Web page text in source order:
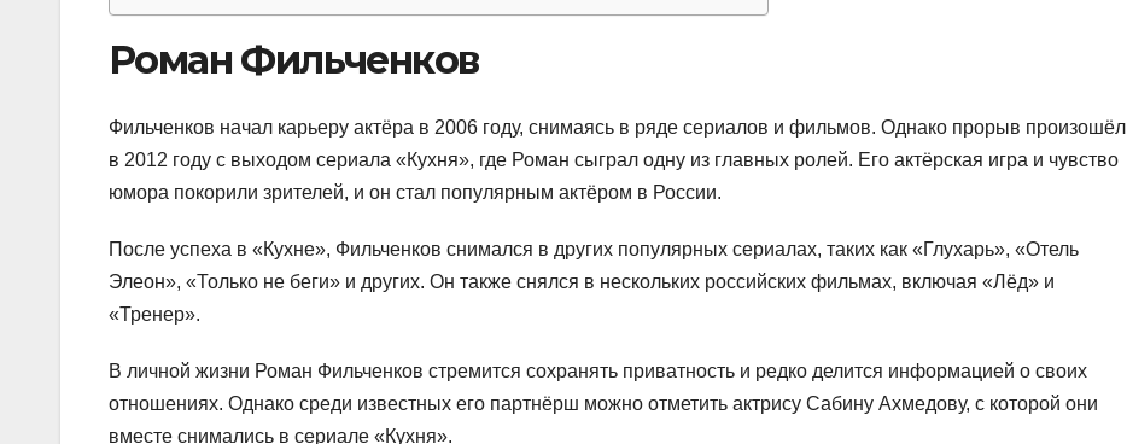
Роман Фильченков
Фильченков начал карьеру актёра в 2006 году, снимаясь в ряде сериалов и фильмов. Однако прорыв произошёл
в 2012 году с выходом сериала «Кухня», где Роман сыграл одну из главных ролей. Его актёрская игра и чувство
юмора покорили зрителей, и он стал популярным актёром в России.
После успеха в «Кухне», Фильченков снимался в других популярных сериалах, таких как «Глухарь», «Отель
Элеон», «Только не беги» и других. Он также снялся в нескольких российских фильмах, включая «Лёд» и
«Тренер».
В личной жизни Роман Фильченков стремится сохранять приватность и редко делится информацией о своих
отношениях. Однако среди известных его партнёрш можно отметить актрису Сабину Ахмедову, с которой они
вместе снимались в сериале «Кухня».